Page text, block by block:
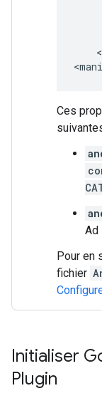
Ces
Ad
Pour en
fichier
Initialiser
Plugin